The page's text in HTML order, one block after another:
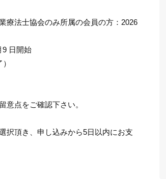
療法士協会のみ所属の会員の方：2026
9 日開始
意点をご確認下さい。
択頂き、申し込みから5日以内にお支